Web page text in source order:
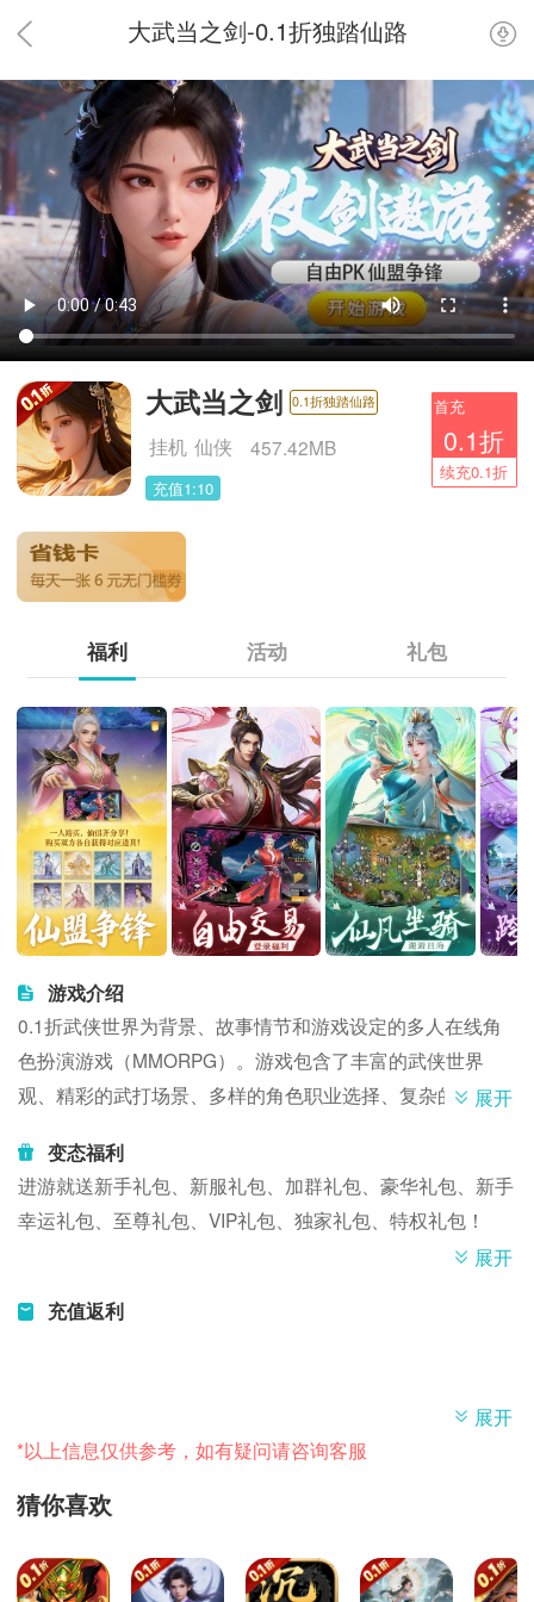
大武当之剑-0.1折独踏仙路
大武当之剑 0.1折独踏仙路
挂机 仙侠 457.42MB
充值1:10
首充
0.1折
续充0.1折
福利 活动 礼包
游戏介绍
0.1折武侠世界为背景、故事情节和游戏设定的多人在线角
色扮演游戏（MMORPG）。游戏包含了丰富的武侠世界
观、精彩的武打场景、多样的角色职业选择、复杂的社交系
角色创造：玩家可以自定义角色职业、技能特长等，并选择
自己喜欢的门派或者职业。常见的职业包括龙枪、御剑、月
轮、灵山。
战斗系统：游戏通常采用实时战斗。玩家可以与其他玩家或
者游戏中的怪物进行战斗，使用各种招式和技能展开激烈的
括结婚系统、师徒系统等。玩家可以与其他玩家组成队伍共
同探索游戏世界。
过完成任务可以获得经验、金钱、装备等奖励，并推动游戏
展开
变态福利
进游就送新手礼包、新服礼包、加群礼包、豪华礼包、新手
幸运礼包、至尊礼包、VIP礼包、独家礼包、特权礼包！
展开
充值返利
展开
*以上信息仅供参考，如有疑问请咨询客服
猜你喜欢